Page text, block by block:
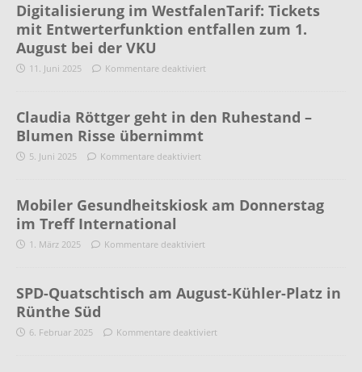
Digitalisierung im WestfalenTarif: Tickets
mit Entwerterfunktion entfallen zum 1.
August bei der VKU
11. Juni 2025 Kommentare deaktiviert
Claudia Röttger geht in den Ruhestand –
Blumen Risse übernimmt
5. Juni 2025 Kommentare deaktiviert
Mobiler Gesundheitskiosk am Donnerstag
im Treff International
1. März 2025 Kommentare deaktiviert
SPD-Quatschtisch am August-Kühler-Platz in
Rünthe Süd
6. Februar 2025 Kommentare deaktiviert